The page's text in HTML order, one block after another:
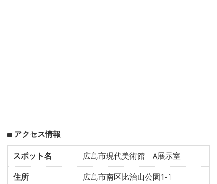
アクセス情報
スポット名
広島市現代美術館 A展示室
住所
広島市南区比治山公園1-1